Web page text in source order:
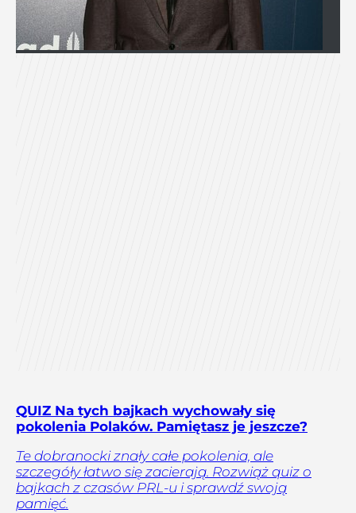
QUIZ Na tych bajkach wychowały się
pokolenia Polaków. Pamiętasz je jeszcze?
Te dobranocki znały całe pokolenia, ale
szczegóły łatwo się zacierają. Rozwiąż quiz o
bajkach z czasów PRL-u i sprawdź swoją
pamięć.